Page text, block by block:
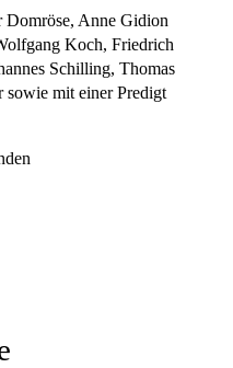
Anne Gidion
Koch, Friedrich
Schilling, Thomas
sowie mit einer Predigt